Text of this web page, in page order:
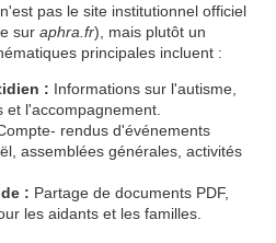
pas le site institutionnel officiel
sur aphra.fr), mais plutôt un
principales incluent :
: Informations sur l'autisme,
et l'accompagnement.
rendus d'événements
assemblées générales, activités
: Partage de documents PDF,
les aidants et les familles.